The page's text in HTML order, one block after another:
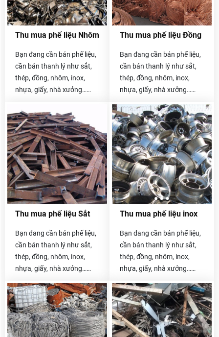
Thu mua phế liệu Nhôm
Bạn đang cần bán phế liệu,
cần bán thanh lý như sắt,
thép, đồng, nhôm, inox,
nhựa, giấy, nhà xưởng…
Thu mua phế liệu Đồng
Bạn đang cần bán phế liệu,
cần bán thanh lý như sắt,
thép, đồng, nhôm, inox,
nhựa, giấy, nhà xưởng…
Thu mua phế liệu Sắt
Bạn đang cần bán phế liệu,
cần bán thanh lý như sắt,
thép, đồng, nhôm, inox,
nhựa, giấy, nhà xưởng…
Thu mua phế liệu inox
Bạn đang cần bán phế liệu,
cần bán thanh lý như sắt,
thép, đồng, nhôm, inox,
nhựa, giấy, nhà xưởng…